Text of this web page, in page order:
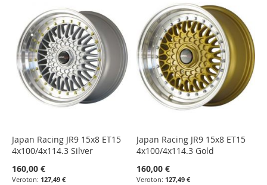
Japan Racing JR9 15x8 ET15
4x100/4x114.3 Silver
160,00 €
127,49 €
Japan Racing JR9 15x8 ET15
4x100/4x114.3 Gold
160,00 €
127,49 €